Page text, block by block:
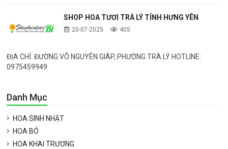
SHOP HOA TƯƠI TRÀ LÝ TỈNH HƯNG YÊN
20-07-2025 405
ĐỊA CHỈ: ĐƯỜNG VÕ NGUYÊN GIÁP, PHƯỜNG TRÀ LÝ HOTLINE:
0975459949
Danh Mục
HOA SINH NHẬT
HOA BÓ
HOA KHAI TRƯƠNG